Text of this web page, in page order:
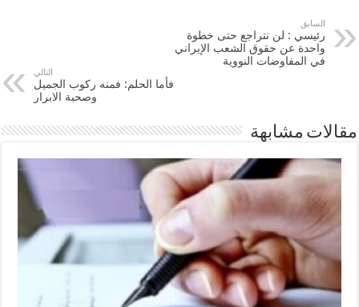
السابق
رئيسي : لن نتراجع حتى خطوة
واحدة عن حقوق الشعب الإيراني
في المفاوضات النووية
التالي
فأما الحلم: فمنه ركوب الجميل
وصحبة الابرار
مقالات مشابهة